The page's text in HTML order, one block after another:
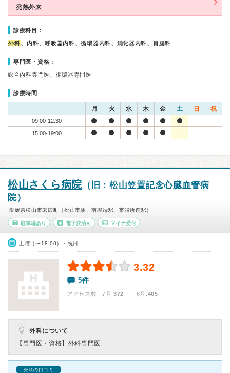
発熱外来
診療科目：
外科、内科、呼吸器内科、循環器内科、消化器内科、胃腸科
専門医・資格：
総合内科専門医、循環器専門医
診療時間
月 火 水 木 金 土 日 祝
09:00-12:30
15:00-19:00
松山さくら病院（旧：松山笠置記念心臓血管病
院）
愛媛県松山市末広町（松山市駅、南堀端駅、市役所前駅）
駐車場あり 電子決済可 マイナ受付
土曜（〜18:00）・祝日
3.32
5件
アクセス数 7月:372 | 6月:405
外科について
【専門医・資格】 外科専門医
外科の口コミ